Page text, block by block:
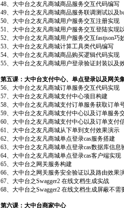
48、大中台之友凡商城商品服务交互代码编写
49、大中台之友凡商城商品服务联调测试以及
50、大中台之友凡商城用户服务交互注册实现
51、大中台之友凡商城用户服务交互登陆实现
52、大中台之友凡商城用户服务交互fastjson巧
53、大中台之友凡商城计算工具类代码编写
54、大中台之友凡商城商品购买逻辑代码实现
55、大中台之友凡商城用户登录验证封装以及
第五课：大中台支付中心、单点登录以及网关
56、大中台之友凡商城订单服务交互代码实现
57、大中台之友凡商城支付中心项目构建
58、大中台之友凡商城支付订单服务获取订单
59、大中台之友凡商城支付中心以及订单服务
60、大中台之友凡商城支付中心以及订单支付
61、大中台之友凡商城从下单到支付效果演示
62、大中台之友凡商城单点登录cas服务搭建
63、大中台之友凡商城单点登录cas数据库信息
64、大中台之友凡商城单点登录cas客户端实现
65、大中台之网关服务构建
66、大中台之网关服务安全验证以及路由效果
67、大中台之Swagger2 在线文档生成实战
68、大中台之Swagger2 在线文档生成屏蔽不需
第六课：大中台商家中心